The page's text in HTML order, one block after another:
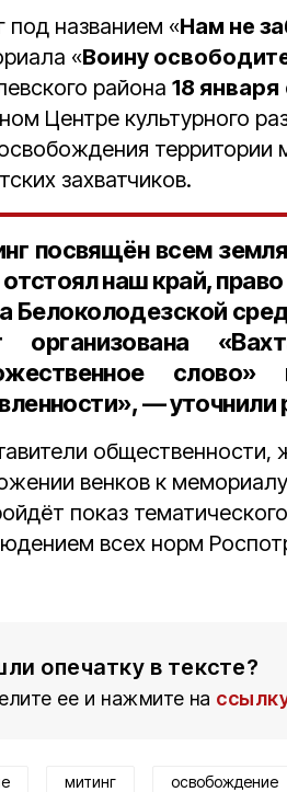
под названием «Нам не
«Воину
района 18 января
Центре культурного
территории
захватчиков.
посвящён всем
наш край,
Белоколодезской
организована «
слово»
—
общественности,
венков к
показ
всех норм
опечатку в тексте?
ее и нажмите на
митинг освобождение